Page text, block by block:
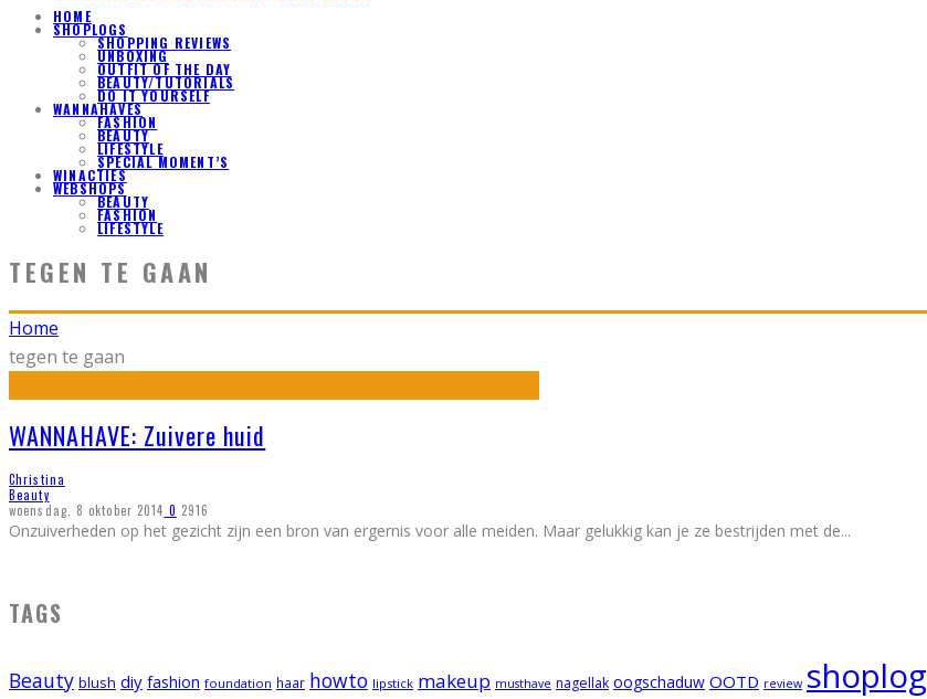
HOME
SHOPLOGS
SHOPPING REVIEWS
UNBOXING
OUTFIT OF THE DAY
BEAUTY/TUTORIALS
DO IT YOURSELF
WANNAHAVES
FASHION
BEAUTY
LIFESTYLE
SPECIAL MOMENT’S
WINACTIES
WEBSHOPS
BEAUTY
FASHION
LIFESTYLE
TEGEN TE GAAN
Home
tegen te gaan
WANNAHAVE: Zuivere huid
Christina
Beauty
woensdag, 8 oktober 2014 0 2916
Onzuiverheden op het gezicht zijn een bron van ergernis voor alle meiden. Maar gelukkig kan je ze bestrijden met de...
TAGS
Beauty blush diy fashion foundation haar howto lipstick makeup musthave nagellak oogschaduw OOTD review shoplog